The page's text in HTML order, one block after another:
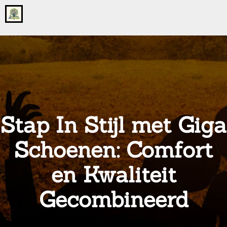
Go
to
home
onsgrotegezin.nl
Stap In Stijl met Giga
Schoenen: Comfort
en Kwaliteit
Gecombineerd